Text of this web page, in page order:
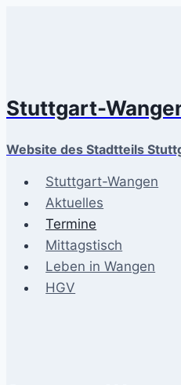
Stuttgart-
Website des Stadtteils
Stuttgart-Wangen
Aktuelles
Termine
Mittagstisch
Leben in Wangen
HGV